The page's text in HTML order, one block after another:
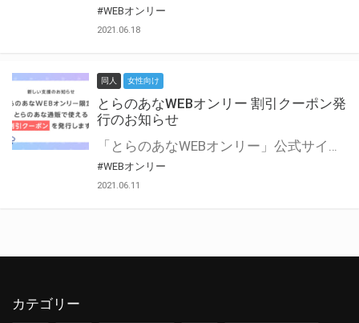
#WEBオンリー
2021.06.18
同人 女性向け
とらのあなWEBオンリー 割引クーポン発
行のお知らせ
「とらのあなWEBオンリー」公式サイトでとらのあな通販の「割引クーポン」を配布中！ イベントごとに開催当日限定で使える割引クーポンのシリアルコードを発行します。 とらのあなWEBオンリーのページをチェックして、イベント当日にお得にお買い物を楽しみましょう♪ ※本キャンペーンは予告なく終了する場合がございます。 とらのあなWEBオンリーサイトはこちら
#WEBオンリー
2021.06.11
カテゴリー